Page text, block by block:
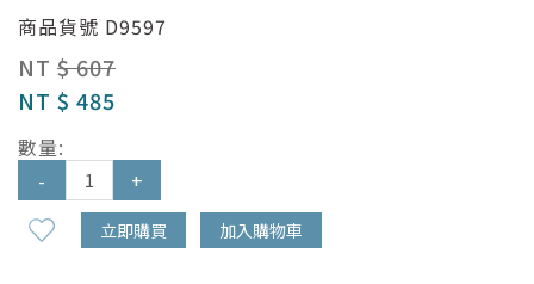
商品貨號 D9597
NT $ 607
NT $ 485
數量:
-
+
立即購買 加入購物車